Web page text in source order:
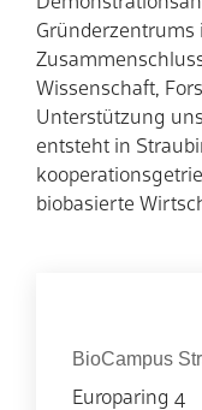
Gründerzentrums
Wissenschaft,
Unterstützung
entsteht in
biobasierte
Organisation
BioCampus
Europaring 4